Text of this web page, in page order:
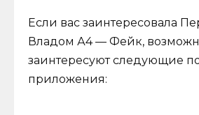
Если вас заинтересовала
Владом А4 — Фейк,
заинтересуют следующие
приложения: